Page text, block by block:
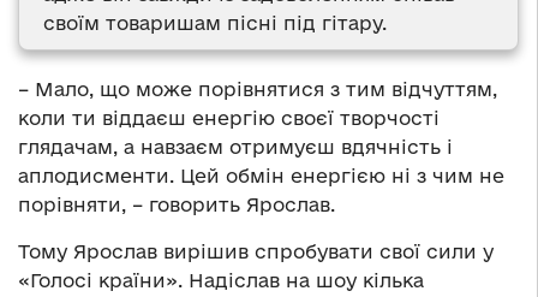
своїм товаришам пісні під гітару.
– Мало, що може порівнятися з тим відчуттям,
коли ти віддаєш енергію своєї творчості
глядачам, а навзаєм отримуєш вдячність і
аплодисменти. Цей обмін енергією ні з чим не
порівняти, – говорить Ярослав.
Тому Ярослав вирішив спробувати свої сили у
«Голосі країни». Надіслав на шоу кілька